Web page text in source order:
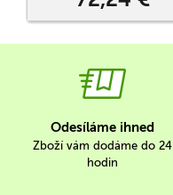
Odesíláme ihned
Zboží vám dodáme do 24
hodin